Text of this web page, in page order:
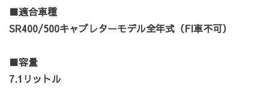
お買い物を続ける
■適合車種
SR400/500キャブレターモデル全年式（FI車不可）
■容量
7.1リットル